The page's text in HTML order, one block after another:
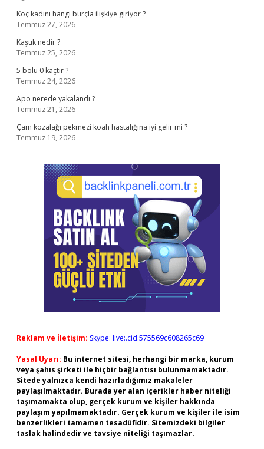
Koç kadını hangi burçla ilişkiye giriyor ?
Temmuz 27, 2026
Kaşuk nedir ?
Temmuz 25, 2026
5 bölü 0 kaçtır ?
Temmuz 24, 2026
Apo nerede yakalandı ?
Temmuz 21, 2026
Çam kozalağı pekmezi koah hastalığına iyi gelir mi ?
Temmuz 19, 2026
Reklam ve İletişim: Skype: live:.cid.575569c608265c69
Yasal Uyarı: Bu internet sitesi, herhangi bir marka, kurum
veya şahıs şirketi ile hiçbir bağlantısı bulunmamaktadır.
Sitede yalnızca kendi hazırladığımız makaleler
paylaşılmaktadır. Burada yer alan içerikler haber niteliği
taşımamakta olup, gerçek kurum ve kişiler hakkında
paylaşım yapılmamaktadır. Gerçek kurum ve kişiler ile isim
benzerlikleri tamamen tesadüfidir. Sitemizdeki bilgiler
taslak halindedir ve tavsiye niteliği taşımazlar.